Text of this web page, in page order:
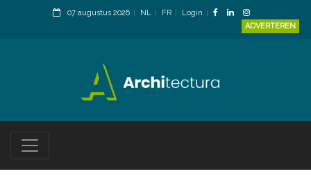
07 augustus 2026 NL FR
Login
ADVERTEREN